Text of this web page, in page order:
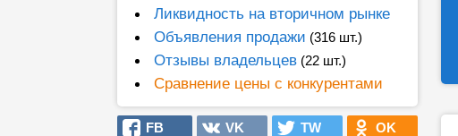
Ликвидность на вторичном рынке
Объявления продажи (316 шт.)
Отзывы владельцев (22 шт.)
Сравнение цены с конкурентами
FB VK TW OK